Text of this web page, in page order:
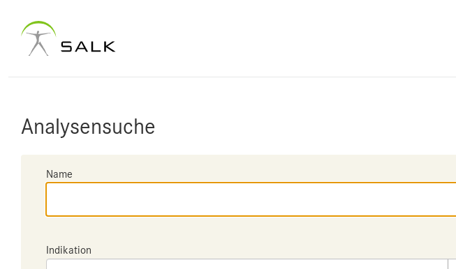
Analysensuche
Name
Indikation